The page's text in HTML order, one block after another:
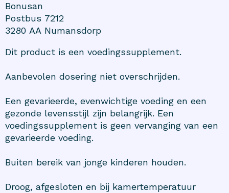
Bonusan
Postbus 7212
3280 AA Numansdorp
Dit product is een voedingssupplement.
Aanbevolen dosering niet overschrijden.
Een gevarieerde, evenwichtige voeding en een
gezonde levensstijl zijn belangrijk. Een
voedingssupplement is geen vervanging van een
gevarieerde voeding.
Buiten bereik van jonge kinderen houden.
Droog, afgesloten en bij kamertemperatuur